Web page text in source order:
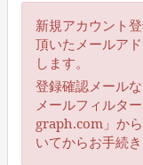
新規アカウント
頂いたメールア
します。
登録確認メール
メールフィルタ
graph.com」か
いてからお手続